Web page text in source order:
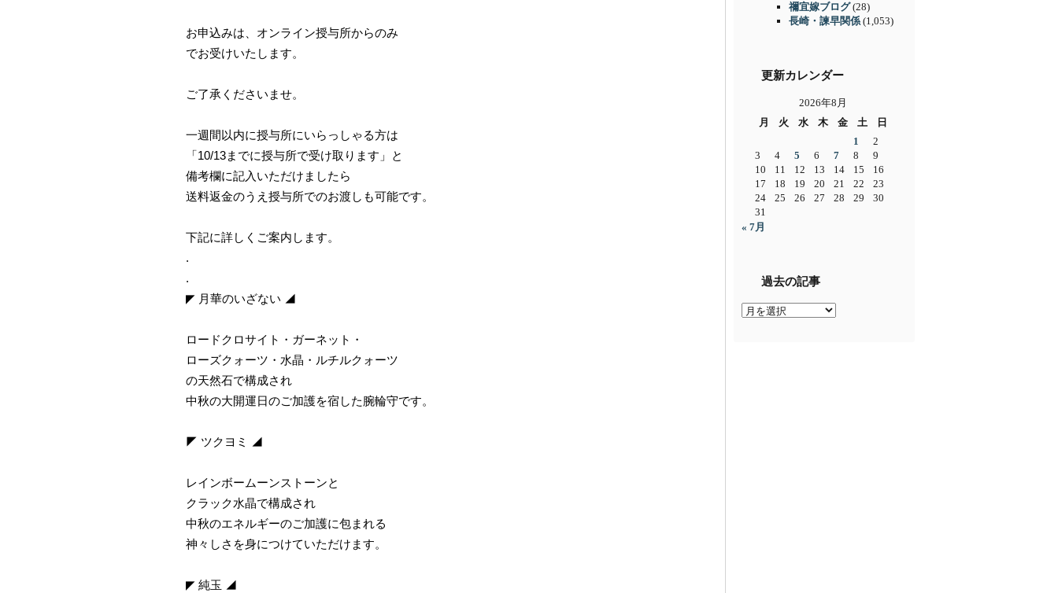
お申込みは、オンライン授与所からのみ
でお受けいたします。
ご了承くださいませ。
一週間以内に授与所にいらっしゃる方は
「10/13までに授与所で受け取ります」と
備考欄に記入いただけましたら
送料返金のうえ授与所でのお渡しも可能です。
下記に詳しくご案内します。
.
.
◤ 月華のいざない ◢
ロードクロサイト・ガーネット・
ローズクォーツ・水晶・ルチルクォーツ
の天然石で構成され
中秋の大開運日のご加護を宿した腕輪守です。
◤ ツクヨミ ◢
レインボームーンストーンと
クラック水晶で構成され
中秋のエネルギーのご加護に包まれる
神々しさを身につけていただけます。
◤ 純玉 ◢
禰宜嫁ブログ(28)
長崎・諫早関係 (1,053)
更新カレンダー
2026年8月
月
火 水 木 金 土
日
1
2
3
4 5 6 7 8
9
10
11 12 13 14 15
16
17
18 19 20 21 22
23
24
25 26 27 28 29
30
31
« 7月
過去の記事
過